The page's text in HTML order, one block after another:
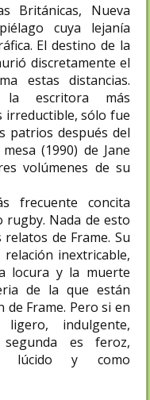
Británicas, Nueva
cuya lejanía
El destino de la
discretamente el
estas distancias.
escritora más
irreductible, sólo fue
patrios después del
(1990) de Jane
volúmenes de su
frecuente concita
rugby. Nada de esto
de Frame. Su
inextricable,
locura y la muerte
de la que están
de Frame. Pero si en
indulgente,
es feroz,
lúcido y como